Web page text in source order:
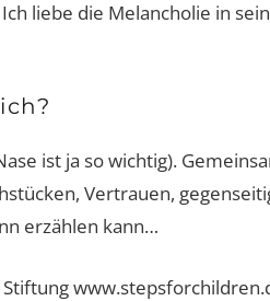
liebe die Melancholie in
ist ja so wichtig).
Vertrauen,
erzählen kann…